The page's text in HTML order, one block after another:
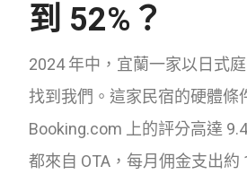
到 52%？
2024 年中，宜蘭一家以日式
找到我們。這家民宿的硬體條
Booking.com 上的評分高達
都來自 OTA，每月佣金支出約